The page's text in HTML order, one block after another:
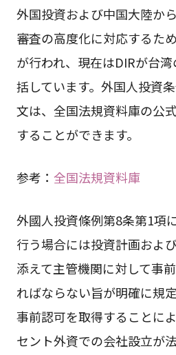
外国投資および中国大陸か
審査の高度化に対応するた
が行われ、現在はDIRが台
括しています。外国人投資
文は、全国法規資料庫の公
することができます。
参考： 全国法規資料庫
外國人投資條例第8条第1項
行う場合には投資計画およ
添えて主管機関に対して事
ればならない旨が明確に規
事前認可を取得することに
セント外資での会社設立が